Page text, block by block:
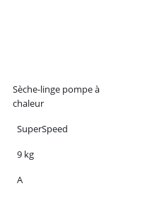
Sèche-linge pompe à
chaleur
SuperSpeed
9 kg
A